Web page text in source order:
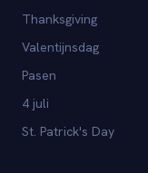
Thanksgiving
Valentijnsdag
Pasen
4 juli
St. Patrick's Day